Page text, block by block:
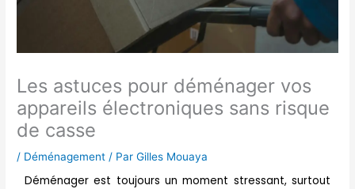
Les astuces pour déménager vos
appareils électroniques sans risque
de casse
/ Déménagement / ParGilles Mouaya
Déménager est toujours un moment stressant, surtout